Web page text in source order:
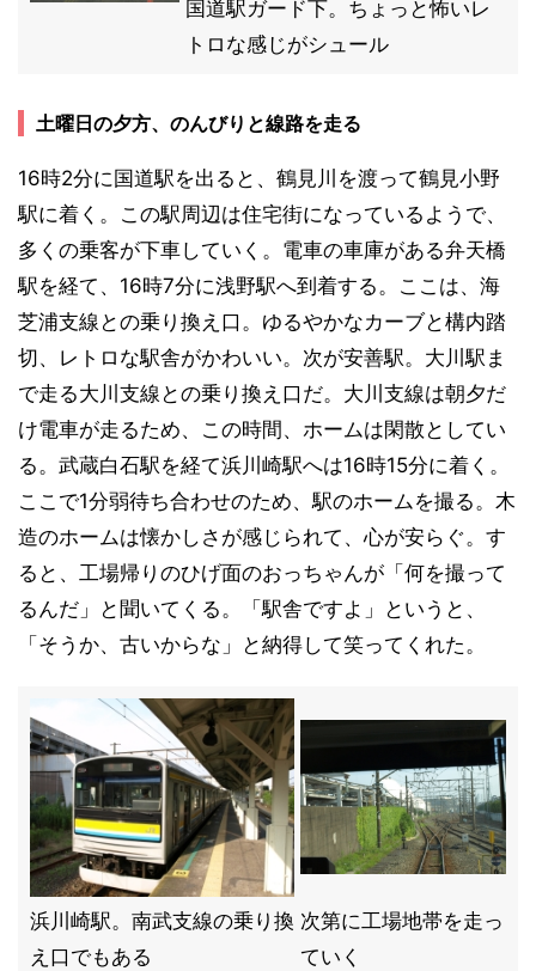
国道駅ガード下。ちょっと怖いレ
トロな感じがシュール
土曜日の夕方、のんびりと線路を走る
16時2分に国道駅を出ると、鶴見川を渡って鶴見小野
駅に着く。この駅周辺は住宅街になっているようで、
多くの乗客が下車していく。電車の車庫がある弁天橋
駅を経て、16時7分に浅野駅へ到着する。ここは、海
芝浦支線との乗り換え口。ゆるやかなカーブと構内踏
切、レトロな駅舎がかわいい。次が安善駅。大川駅ま
で走る大川支線との乗り換え口だ。大川支線は朝夕だ
け電車が走るため、この時間、ホームは閑散としてい
る。武蔵白石駅を経て浜川崎駅へは16時15分に着く。
ここで1分弱待ち合わせのため、駅のホームを撮る。木
造のホームは懐かしさが感じられて、心が安らぐ。す
ると、工場帰りのひげ面のおっちゃんが「何を撮って
るんだ」と聞いてくる。「駅舎ですよ」というと、
「そうか、古いからな」と納得して笑ってくれた。
浜川崎駅。南武支線の乗り換
え口でもある
次第に工場地帯を走っ
ていく